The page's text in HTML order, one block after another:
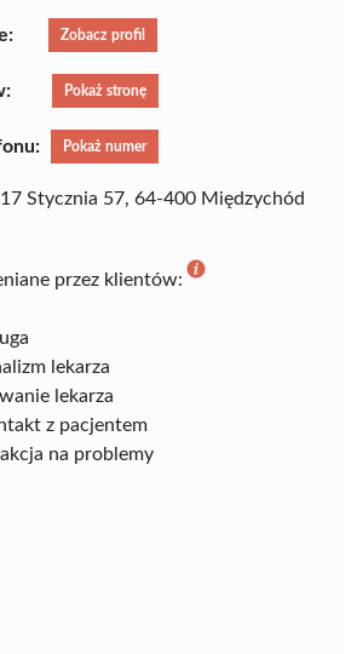
Zobacz profil
Pokaż stronę
Pokaż numer
17 Stycznia 57, 64-400 Międzychód
przez klientów:
lekarza
lekarza
z pacjentem
na problemy